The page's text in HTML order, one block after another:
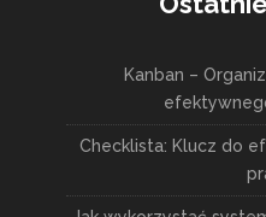
Kanban –
Checklista: Klucz do